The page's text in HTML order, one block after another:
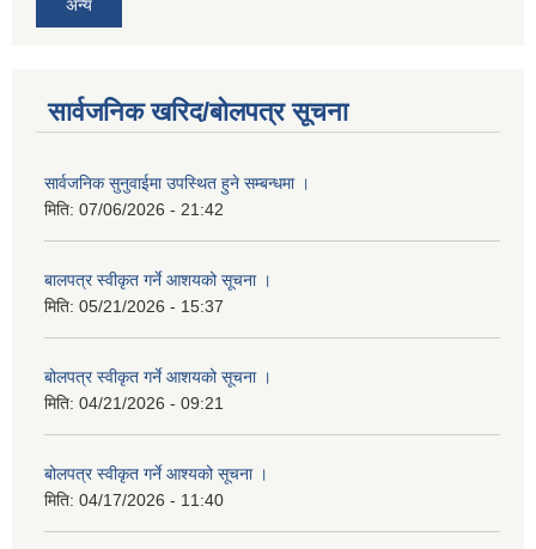
अन्य
सार्वजनिक खरिद/बोलपत्र सूचना
सार्वजनिक सुनुवाईमा उपस्थित हुने सम्बन्धमा ।
मिति: 07/06/2026 - 21:42
बालपत्र स्वीकृत गर्ने आशयको सूचना ।
मिति: 05/21/2026 - 15:37
बोलपत्र स्वीकृत गर्ने आशयको सूचना ।
मिति: 04/21/2026 - 09:21
बोलपत्र स्वीकृत गर्ने आश्यको सूचना ।
मिति: 04/17/2026 - 11:40